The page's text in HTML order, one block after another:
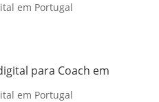
em Portugal
para Coach em
em Portugal